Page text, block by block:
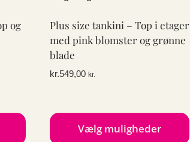
flere
varianter.
Mulighederne
kan
vælges
og
Plus size tankini – Top i etager
med pink blomster og grønne
blade
kr.549,00 kr.
Vælg muligheder